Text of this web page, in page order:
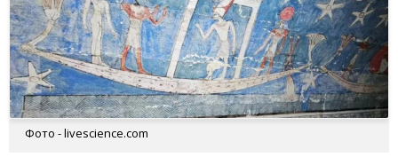
Фото - livescience.com